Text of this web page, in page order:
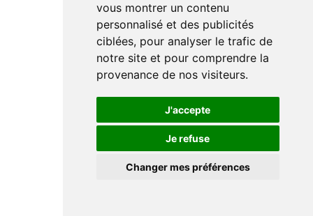
vous montrer un contenu
personnalisé et des publicités
ciblées, pour analyser le trafic de
notre site et pour comprendre la
provenance de nos visiteurs.
J'accepte
Je refuse
Changer mes préférences